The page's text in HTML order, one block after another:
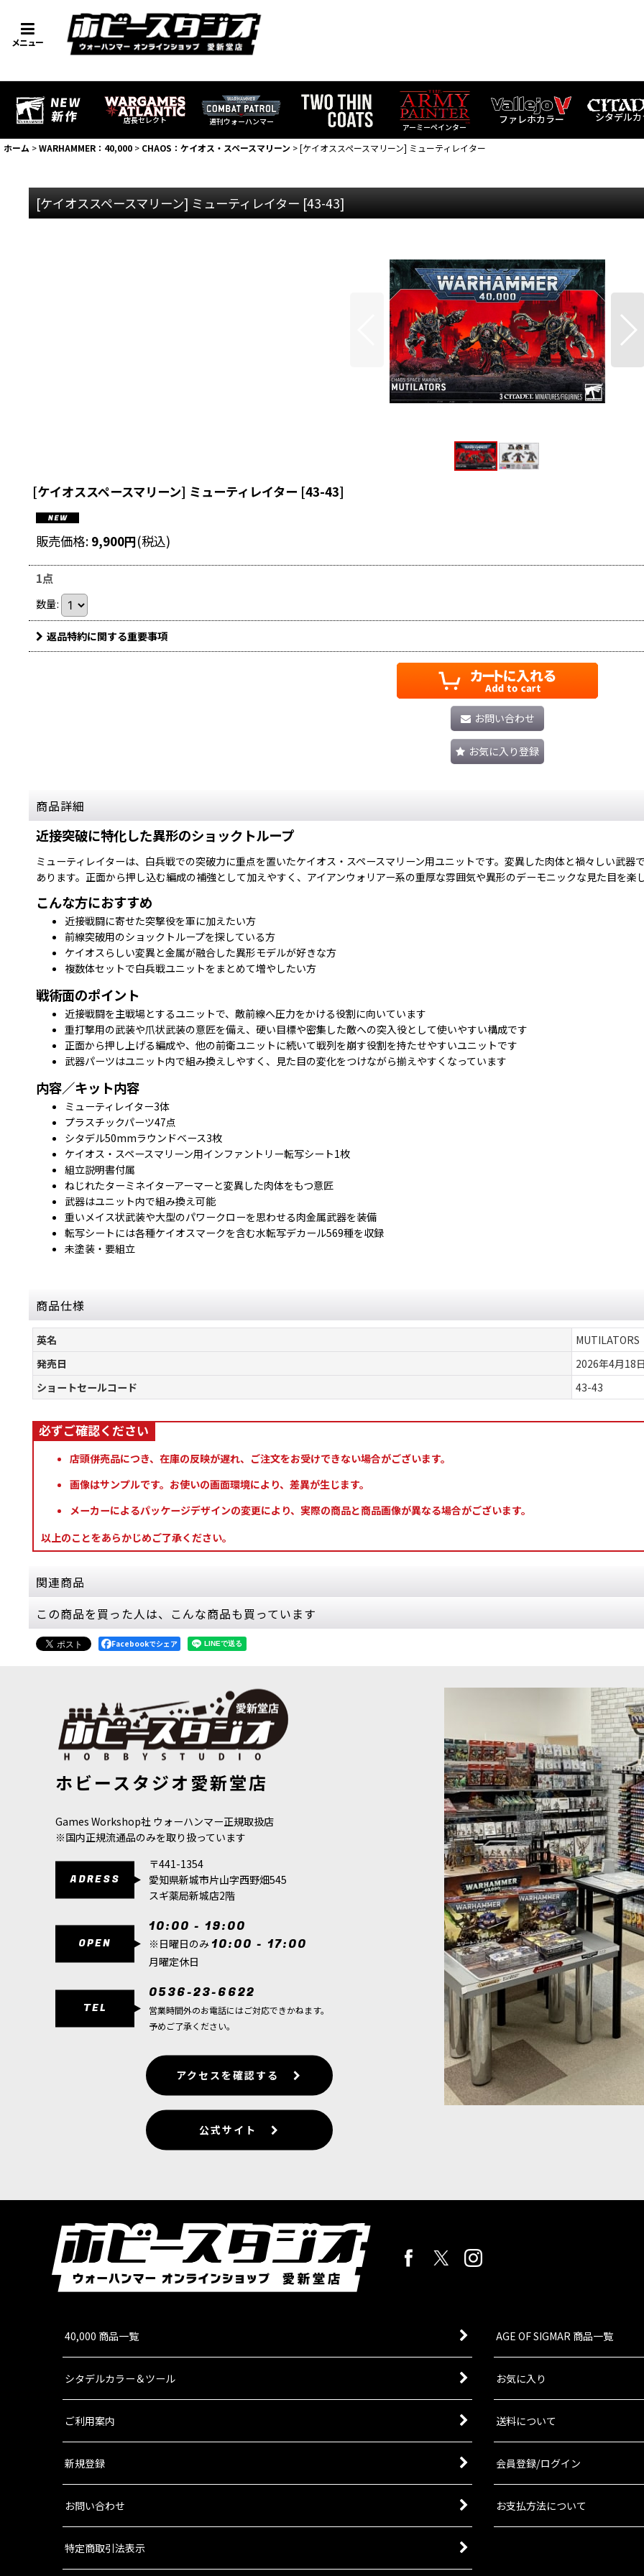
メニュー
店長セレクト 週刊ウォーハンマー
アーミーペインター
ファレホカラー シタデル
ホーム >WARHAMMER：40,000 > CHAOS：ケイオス・スペースマリーン >[ケイオススペースマリーン] ミューティレイター
[ケイオススペースマリーン] ミューティレイター [43-43]
[ケイオススペースマリーン] ミューティレイター [43-43]
販売価格: 9,900円(税込)
1点
数量:
返品特約に関する重要事項
お問い合わせ
お気に入り登録
商品詳細
近接突破に特化した異形のショックトループ
ミューティレイターは、白兵戦での突破力に重点を置いたケイオス・スペースマリーン用ユニットです。変異した肉体と禍々しい武
あります。正面から押し込む編成の補強として加えやすく、アイアンウォリアー系の重厚な雰囲気や異形のデーモニックな見た目を
こんな方におすすめ
近接戦闘に寄せた突撃役を軍に加えたい方
前線突破用のショックトループを探している方
ケイオスらしい変異と金属が融合した異形モデルが好きな方
複数体セットで白兵戦ユニットをまとめて増やしたい方
戦術面のポイント
近接戦闘を主戦場とするユニットで、敵前線へ圧力をかける役割に向いています
重打撃用の武装や爪状武装の意匠を備え、硬い目標や密集した敵への突入役として使いやすい構成です
正面から押し上げる編成や、他の前衛ユニットに続いて戦列を崩す役割を持たせやすいユニットです
武器パーツはユニット内で組み換えしやすく、見た目の変化をつけながら揃えやすくなっています
内容／キット内容
ミューティレイター3体
プラスチックパーツ47点
シタデル50mmラウンドベース3枚
ケイオス・スペースマリーン用インファントリー転写シート1枚
組立説明書付属
ねじれたターミネイターアーマーと変異した肉体をもつ意匠
武器はユニット内で組み換え可能
重いメイス状武装や大型のパワークローを思わせる肉金属武器を装備
転写シートには各種ケイオスマークを含む水転写デカール569種を収録
未塗装・要組立
商品仕様
英名
MUTILATORS
発売日
2026年4月18
ショートセールコード
43-43
店頭併売品につき、在庫の反映が遅れ、ご注文をお受けできない場合がございます。
画像はサンプルです。お使いの画面環境により、差異が生じます。
メーカーによるパッケージデザインの変更により、実際の商品と商品画像が異なる場合がございます。
以上のことをあらかじめご了承ください。
関連商品
[ケイオススペースマリーン] クラヴェク・モーン
6,500円(税込)
[ケイオススペースマリーン] ディファイラー
20,600 (税込)
ただいま売り切れ中
高火力と近接圧力を両立できる大型デーモンエンジン ディファイラーは、遠距離火力と白兵戦能力をあわせ持つ大型
[コデックス] ケイオス・スペースマリーン 日本語版
8,800円 (税込)
ただいま売り切れ中
ゲーム「ウォーハンマー40,000」ケイオス・スペースマリーンの勢力の背景設定、ゲームルール、イラストやミニチュ
[コンバットパトロール] ケイオス・スペースマリーン
23,500円 (税込)
ゲーム「ウォーハンマー40,000」ケイオス・スペースマリーンの勢力のコレクションを始めたり、アーミーの拡充に
内容ミニチュア26体（未組…
(税込)
ケイオス・スペースマリーンレギオネア レギオネア（Legionaries）は、敵の抵抗を粉砕する恐るべき突撃を敢行する
（長き戦争）…
[ケイオス・スペースマリーン] チョーズン 43-84]
ゲーム「ウォーハンマー40,000」ケイオススペースマリーンにエリートユニットとして加わるマルチオプション収録の
[ケイオス・スペースマリーン] ハヴォック 43-61
]
9,300
1点
9,300円(税込)
「ケイオス・ターミネイター・スカッド」は、劣化したドレッドノートアマーを装備した、重装甲のベテランである。
り、それを装備する者の武勇の表れであ…
【2026年8月8日発売予定】[ケイオス・スペースマリーン] ラプター
9,000円(税込)
1点
この商品を買った人は、こんな商品も買っています
83-45 ]
円 (税込)
WP2050]
◆取り寄せ商品◆[ホルス・ヘレシー
ラヴタンク・アナイアレーター[31-
14,100円(税込)
Facebookでシェア
ホビースタジオ愛新堂店
Games Workshop社 ウォーハンマー正規取扱店
※国内正規流通品のみを取り扱っています
ADRESS
〒441-1354
愛知県新城市片山字西野畑545
スギ薬局新城店2階
OPEN
10:00 - 19:00
※日曜日のみ 10:00 - 17:00
月曜定休日
TEL
0536-23-6622
営業時間外のお電話にはご対応できかねます。
予めご了承ください。
アクセスを確認する
公式サイト
40,000 商品一覧 AGE OF SIGMAR 商品一覧
シタデルカラー＆ツール お気に入り
ご利用案内 送料について
新規登録 会員登録/ログイン
お問い合わせ お支払方法について
特定商取引法表示